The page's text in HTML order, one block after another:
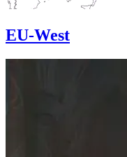
EU-West